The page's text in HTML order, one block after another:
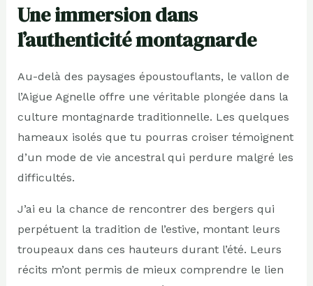
Une immersion dans
l’authenticité montagnarde
Au-delà des paysages époustouflants, le vallon de
l’Aigue Agnelle offre une véritable plongée dans la
culture montagnarde traditionnelle. Les quelques
hameaux isolés que tu pourras croiser témoignent
d’un mode de vie ancestral qui perdure malgré les
difficultés.
J’ai eu la chance de rencontrer des bergers qui
perpétuent la tradition de l’estive, montant leurs
troupeaux dans ces hauteurs durant l’été. Leurs
récits m’ont permis de mieux comprendre le lien